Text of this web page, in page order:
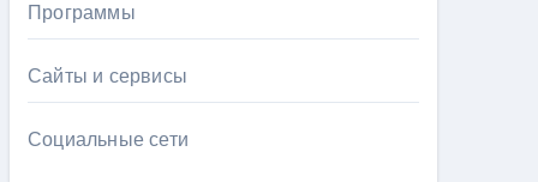
Программы
Сайты и сервисы
Социальные сети